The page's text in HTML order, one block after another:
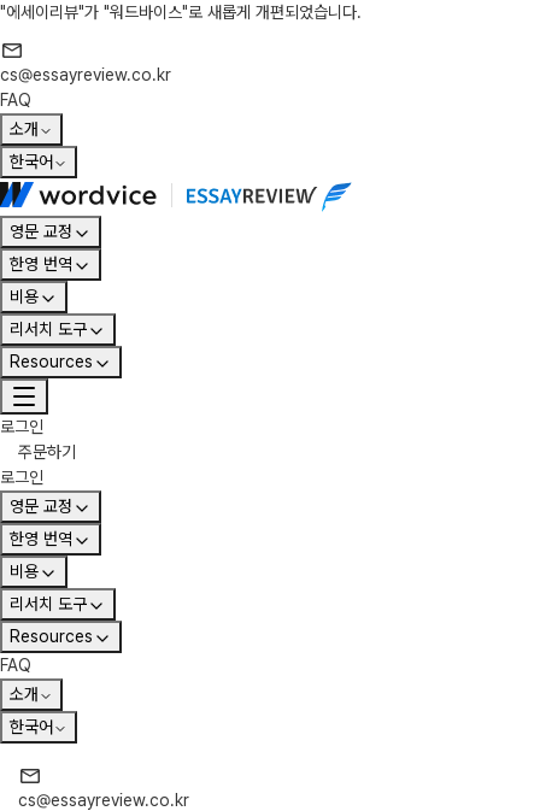
"에세이리뷰"가 "워드바이스"로 새롭게 개편되었습니다.
cs@essayreview.co.kr
FAQ
소개
한국어
영문 교정
한영 번역
비용
리서치 도구
Resources
로그인
주문하기
로그인
영문 교정
한영 번역
비용
리서치 도구
Resources
FAQ
소개
한국어
cs@essayreview.co.kr